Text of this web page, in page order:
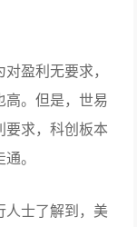
盈利无要求，
高。但是，世易
要求，科创板本
。
人士了解到，美